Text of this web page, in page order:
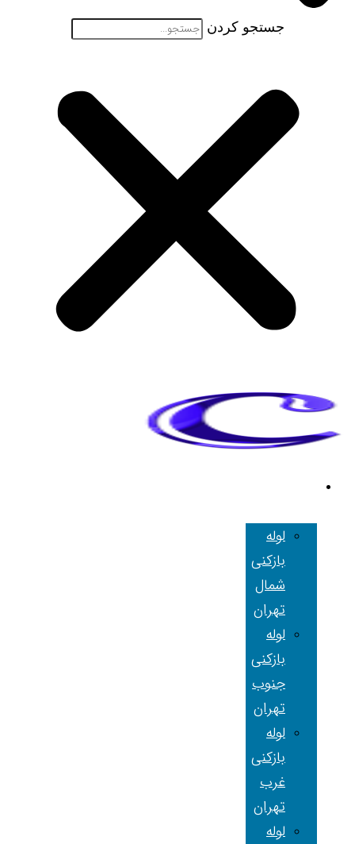
جستجو کردن
لوله
بازکنی
شمال
تهران
لوله
بازکنی
جنوب
تهران
لوله
بازکنی
غرب
تهران
لوله